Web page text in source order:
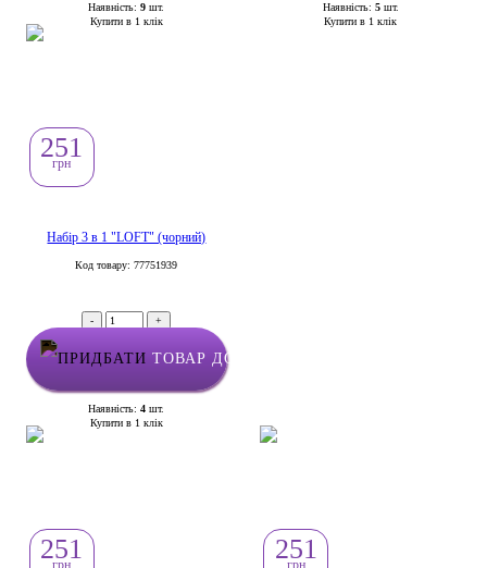
Наявність:9 шт.
Купити в 1 клік
Наявність: 5шт.
Купити в 1 клік
Набір 3 в 1 "LOFT" (чорний)
Код товару: 77751939
251
грн
- +
ТОВАР ДОДАНО У КОШИК
Наявність:4 шт.
Купити в 1 клік
251
грн 251
грн